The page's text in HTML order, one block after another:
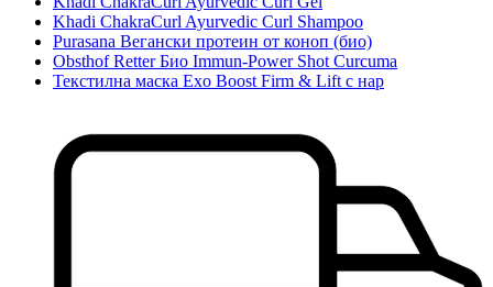
Khadi ChakraCurl Ayurvedic Curl Shampoo
Purasana Вегански протеин от коноп (био)
Obsthof Retter Био Immun-Power Shot Curcuma
Текстилна маска Exo Boost Firm & Lift с нар